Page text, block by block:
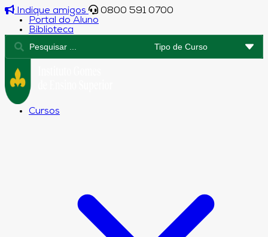
Indique amigos
0800 591 0700
Portal do Aluno
Biblioteca
Cursos